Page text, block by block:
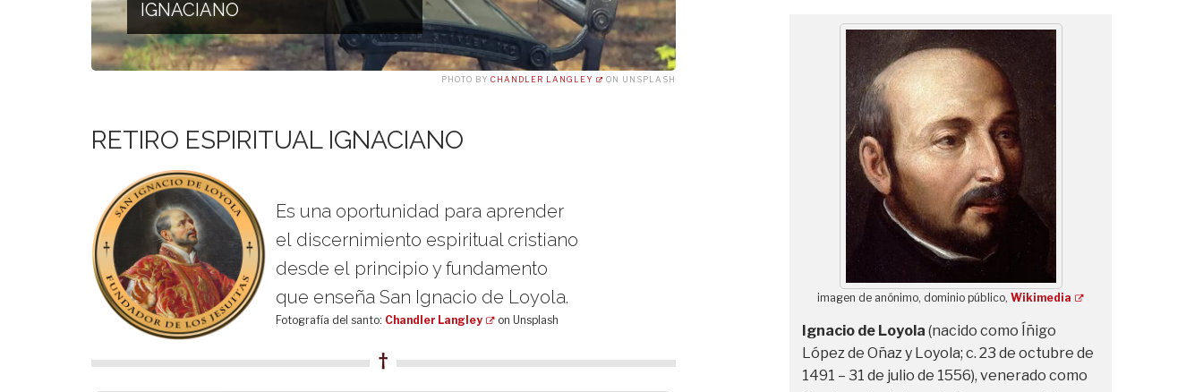
IGNACIANO
PHOTO BY CHANDLER LANGLEY ON UNSPLASH
RETIRO ESPIRITUAL IGNACIANO
Es una oportunidad para aprender
el discernimiento espiritual cristiano
desde el principio y fundamento
que enseña San Ignacio de Loyola.
Fotografía del santo: Chandler Langley on Unsplash
†
imagen de anónimo, dominio público, Wikimedia
Ignacio de Loyola (nacido como Íñigo
López de Oñaz y Loyola; c. 23 de octubre de
1491 – 31 de julio de 1556), venerado como